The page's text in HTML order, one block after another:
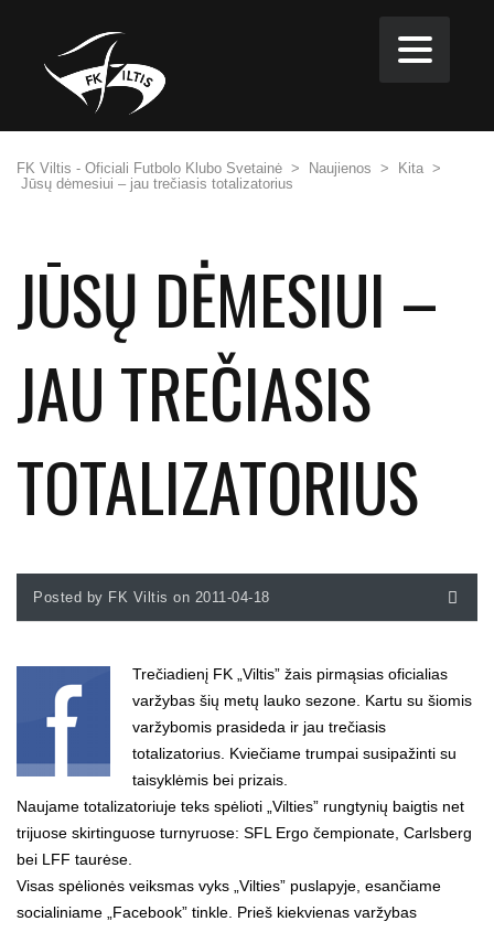
FK Viltis - Oficiali Futbolo Klubo Svetainė > Naujienos > Kita >
Jūsų dėmesiui – jau trečiasis totalizatorius
JŪSŲ DĖMESIUI –
JAU TREČIASIS
TOTALIZATORIUS
Posted by FK Viltis on 2011-04-18
Trečiadienį FK „Viltis” žais pirmąsias oficialias
varžybas šių metų lauko sezone. Kartu su šiomis
varžybomis prasideda ir jau trečiasis
totalizatorius. Kviečiame trumpai susipažinti su
taisyklėmis bei prizais.
Naujame totalizatoriuje teks spėlioti „Vilties” rungtynių baigtis net
trijuose skirtinguose turnyruose: SFL Ergo čempionate, Carlsberg
bei LFF taurėse.
Visas spėlionės veiksmas vyks „Vilties” puslapyje, esančiame
socialiniame „Facebook” tinkle. Prieš kiekvienas varžybas